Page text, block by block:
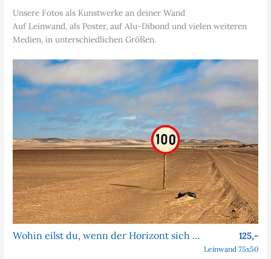
Unsere Fotos als Kunstwerke an deiner Wand
Auf Leinwand, als Poster, auf Alu-Dibond und vielen weiteren
Medien, in unterschiedlichen Größen.
Wohin eilst du, wenn der Horizont sich nie nähert? 125,-
Leinwand 75x50